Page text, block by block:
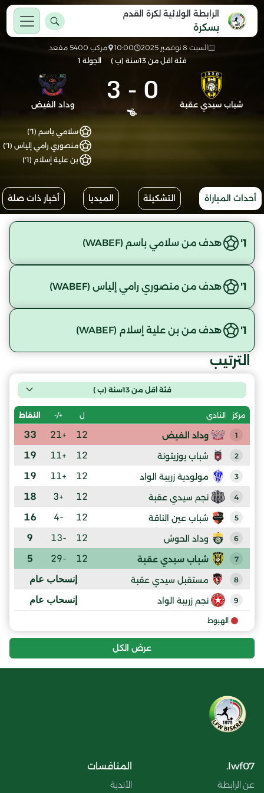
الرابطة الولائية لكرة القدم
بسكرة
السبت 8 نوفمبر 2025 10:00
مركب 5400 مقعد
فئة اقل من 13سنة (ب )
الجولة 1
شباب سيدي عقبة 0
-
3 وداد الفيض
سلامي باسم (1')
منصوري رامي إلياس (1')
بن علية إسلام (1')
أحداث المباراة التشكيلة الميديا أخبار ذات صلة
1' هدف من سلامي باسم (WABEF)
1' هدف من منصوري رامي إلياس (WABEF)
1' هدف من بن علية إسلام (WABEF)
الترتيب
فئة اقل من 13سنة (ب )
مركز النادي ل +/- النقاط
1 وداد الفيض 12
+21
33
2 شباب بوزيتونة 12
+11
19
3 مولودية زريبة الواد 12
+11
19
4 نجم سيدي عقبة 12
+3
18
5 شباب عين الناقة 12
-4
16
6 وداد الحوش 12
-13
9
7 شباب سيدي عقبة 12
-29
5
8 مستقبل سيدي عقبة إنسحاب عام
9 نجم زريبة الواد إنسحاب عام
الهبوط
عرض الكل
lwf07.
عن الرابطة
المنافسات
الأندية